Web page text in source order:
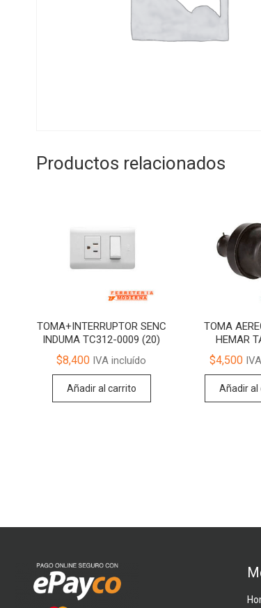
Productos relacionados
TOMA+INTERRUPTOR SENC
INDUMA TC312-0009 (20)
$8,400 IVA incluído
Añadir al carrito
TOMA
HEMAR
$4,500
Añadir al